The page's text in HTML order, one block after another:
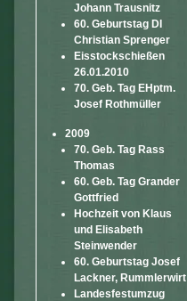
Johann Trausnitz
60. Geburtstag DI
Christian Sprenger
Eisstockschießen
26.01.2010
70. Geb. Tag EHptm.
Josef Rothmüller
2009
70. Geb. Tag Rass
Thomas
60. Geb. Tag Grander
Gottfried
Hochzeit von Klaus
und Elisabeth
Steinwender
60. Geburtstag Josef
Lackner, Rummlerwirt
Landesfestumzug